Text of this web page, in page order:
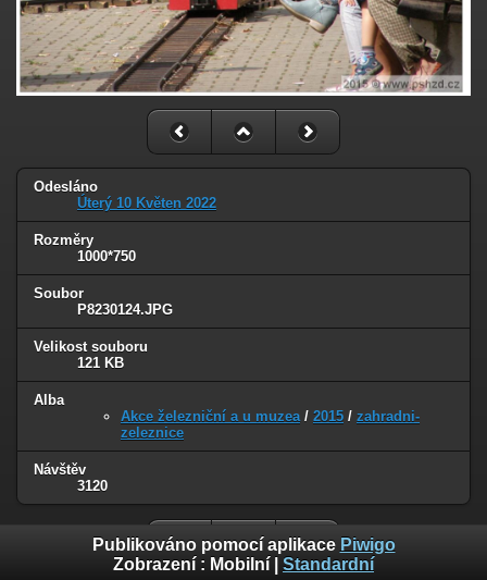
Odesláno
Úterý 10 Květen 2022
Rozměry
1000*750
Soubor
P8230124.JPG
Velikost souboru
121 KB
Alba
Akce železniční a u muzea/ 2015 / zahradni-
zeleznice
Návštěv
3120
Publikováno pomocí aplikace Piwigo
Zobrazení : Mobilní Standardní